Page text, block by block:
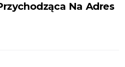
Na Adres